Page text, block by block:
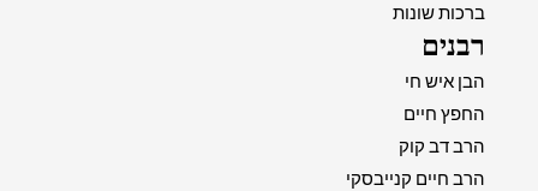
ברכות שונות
רבנים
הבן איש חי
החפץ חיים
הרב דב קוק
הרב חיים קנייבסקי